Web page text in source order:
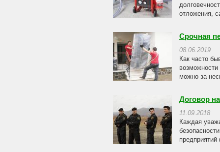
отложения,
Срочная
08.06.2019
Как часто
можно за
Договор
11.09.2018
Каждая